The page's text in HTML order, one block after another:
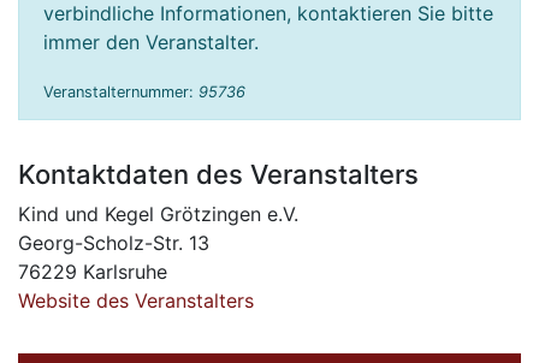
verbindliche Informationen, kontaktieren Sie bitte
immer den Veranstalter.
Veranstalternummer: 95736
Kontaktdaten des Veranstalters
Kind und Kegel Grötzingen e.V.
Georg-Scholz-Str. 13
76229 Karlsruhe
Website des Veranstalters